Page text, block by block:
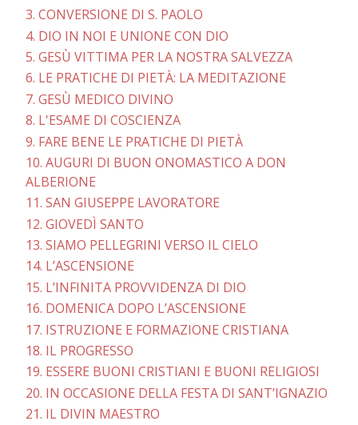
3. CONVERSIONE DI S. PAOLO
4. DIO IN NOI E UNIONE CON DIO
5. GESÙ VITTIMA PER LA NOSTRA SALVEZZA
6. LE PRATICHE DI PIETÀ: LA MEDITAZIONE
7. GESÙ MEDICO DIVINO
8. L'ESAME DI COSCIENZA
9. FARE BENE LE PRATICHE DI PIETÀ
10. AUGURI DI BUON ONOMASTICO A DON
ALBERIONE
11. SAN GIUSEPPE LAVORATORE
12. GIOVEDÌ SANTO
13. SIAMO PELLEGRINI VERSO IL CIELO
14. L’ASCENSIONE
15. L’INFINITA PROVVIDENZA DI DIO
16. DOMENICA DOPO L’ASCENSIONE
17. ISTRUZIONE E FORMAZIONE CRISTIANA
18. IL PROGRESSO
19. ESSERE BUONI CRISTIANI E BUONI RELIGIOSI
20. IN OCCASIONE DELLA FESTA DI SANT’IGNAZIO
21. IL DIVIN MAESTRO